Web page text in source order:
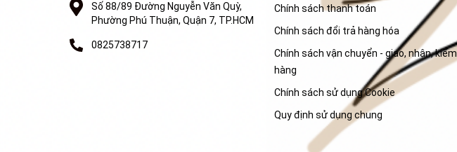
Số 88/89 Đường Nguyễn Văn Quỳ,
Phường Phú Thuận, Quận 7, TP.HCM
0825738717
Chính sách thanh toán
Chính sách đổi trả hàng hóa
Chính sách vận chuyển - giao, nhận, kiểm
hàng
Chính sách sử dụng Cookie
Quy định sử dụng chung